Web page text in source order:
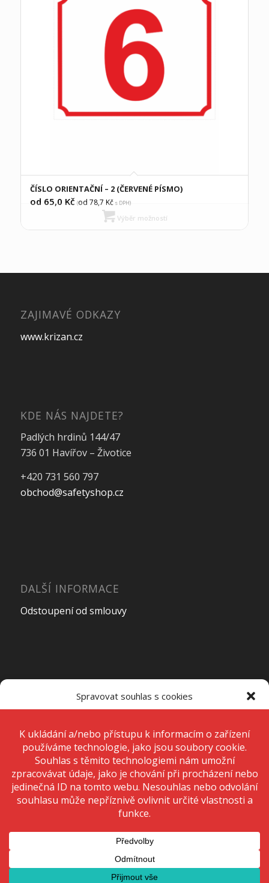
Spravovat souhlas s cookies
technologie, jako jsou soubory cookie. Děláme to, abychom zlepšili
zážitek z prohlížení a zobrazovali personalizované reklamy. Souhlas s
těmito technologiemi nám umožní zpracovávat údaje, jako je chování
při procházení nebo jedinečná ID na tomto webu. Nesouhlas nebo
odvolání souhlasu může nepříznivě ovlivnit určité vlastnosti a funkce.
Přijmout
Odmítnout
Zobrazit předvolby
ČÍSLO ORIENTAČNÍ – 2 (ČERVENÉ PÍSMO)
od 65,0 Kč (od 78,7 Kčs DPH)
Výběr možností
ZAJIMAVÉ ODKAZY
www.krizan.cz
KDE NÁS NAJDETE?
Padlých hrdinů 144/47
736 01 Havířov – Životice
+420 731 560 797
obchod@safetyshop.cz
DALŠÍ INFORMACE
Odstoupení od smlouvy
Pondělí – Pátek7:00 – 15:00
SobotaZavřeno
Neděle Zavřeno
© 2020 Copyright - KRIŽAN - safetyshop
Zásady ochrany osobních údajů
Zásady cookies (EU)